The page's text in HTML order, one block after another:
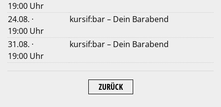
19:00 Uhr
24.08. ·
19:00 Uhr
kursif:bar – Dein Barabend
31.08. ·
19:00 Uhr
kursif:bar – Dein Barabend
ZURÜCK